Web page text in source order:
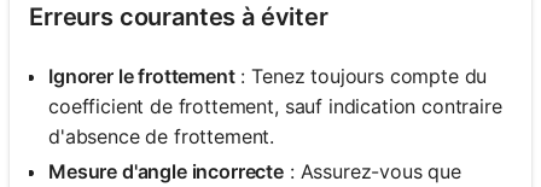
Erreurs courantes à éviter
Ignorer le frottement: Tenez toujours compte du
coefficient de frottement, sauf indication contraire
d'absence de frottement.
Mesure d'angle incorrecte : Assurez-vous que